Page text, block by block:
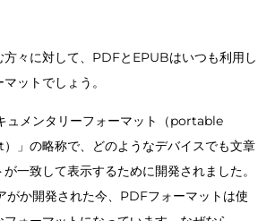
方々に対して、PDFとEPUBはいつも利用し
ットでしょう。
ュメンタリーフォーマット（portable
の略称で、どのようなデバイスでも文章
一致して表示するために開発されました。
がか開発された今、PDFフォーマットは使